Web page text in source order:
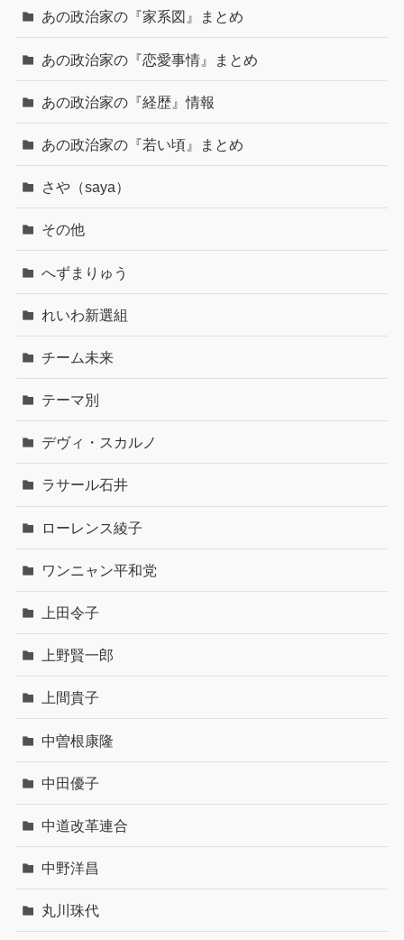
あの政治家の『家系図』まとめ
あの政治家の『恋愛事情』まとめ
あの政治家の『経歴』情報
あの政治家の『若い頃』まとめ
さや（saya）
その他
へずまりゅう
れいわ新選組
チーム未来
テーマ別
デヴィ・スカルノ
ラサール石井
ローレンス綾子
ワンニャン平和党
上田令子
上野賢一郎
上間貴子
中曽根康隆
中田優子
中道改革連合
中野洋昌
丸川珠代